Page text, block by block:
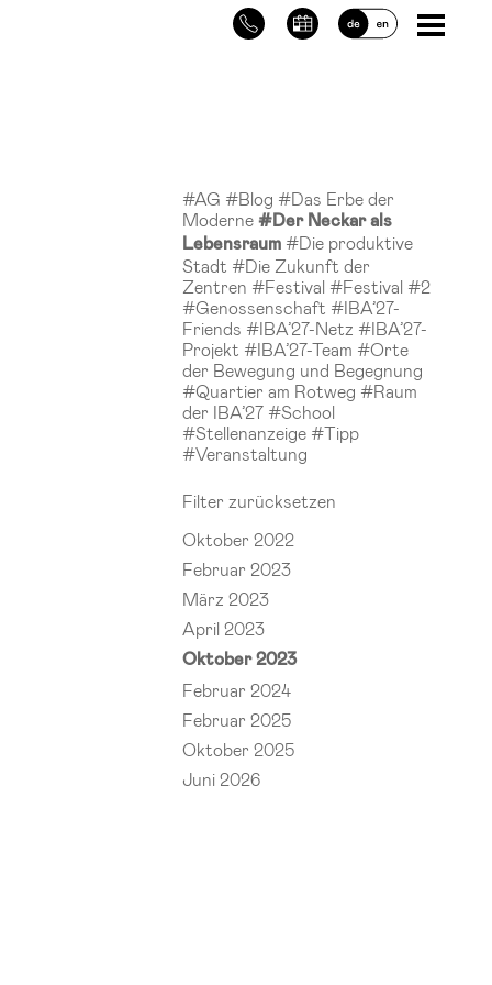
#AG #Blog #Das Erbe der
Moderne #Der Neckar als
Lebensraum #Die produktive
Stadt #Die Zukunft der
Zentren #Festival #Festival #2
#Genossenschaft #IBA’27-
Friends #IBA’27-Netz #IBA’27-
Projekt #IBA’27-Team #Orte
der Bewegung und Begegnung
#Quartier am Rotweg #Raum
der IBA’27 #School
#Stellenanzeige #Tipp
#Veranstaltung
Filter zurücksetzen
Oktober 2022
Februar 2023
März 2023
April 2023
Oktober 2023
Februar 2024
Februar 2025
Oktober 2025
Juni 2026